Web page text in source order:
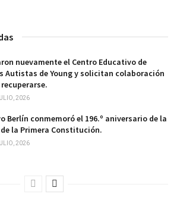
nuevamente el Centro Educativo de
Autistas de Young y solicitan colaboración
2026
Berlín conmemoró el 196.º aniversario de la
la Primera Constitución.
2026